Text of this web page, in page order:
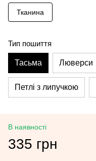
Тканина
Тип пошиття
Тасьма Люверси
Петлі з липучкою
В наявності
335 грн